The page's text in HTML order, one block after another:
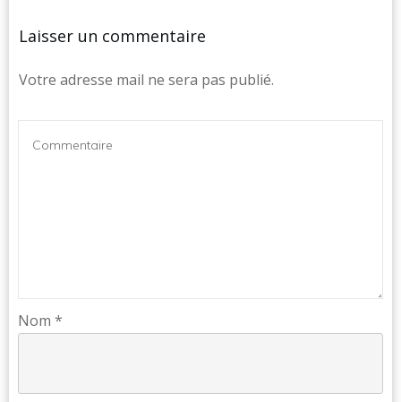
Laisser un commentaire
Votre adresse mail ne sera pas publié.
Nom *